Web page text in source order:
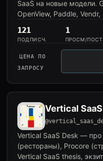
SaaS на новые модели.
OpenView, Paddle,
121
ПОДПИСЧ.
1
ПРОСМ/ПОСТ
ЦЕНА ПО
ЗАПРОСУ
Vertical
Vertical SaaS Desk —
(рестораны), Procore
Vertical SaaS thesis,